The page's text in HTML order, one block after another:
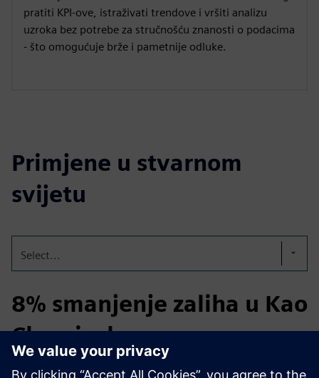
pratiti KPI-ove, istraživati trendove i vršiti analizu
uzroka bez potrebe za stručnošću znanosti o podacima
- što omogućuje brže i pametnije odluke.
Primjene u stvarnom
svijetu
Select...
8% smanjenje zaliha u Kao
Chemicals
U Kao Chemicalsu tim za upravljanje lancem opskrbe